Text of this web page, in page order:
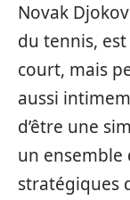
Novak
du tennis,
court, mais
aussi
d’être une
un ensemble
stratégiques